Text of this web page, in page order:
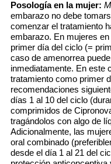
Posología en la mujer:
embarazo no debe
comenzar el tratamiento
embarazo. En mujeres
primer día del ciclo (=
caso de amenorrea
inmediatamente. En este
tratamiento como primer
recomendaciones
días 1 al 10 del ciclo
comprimidos de
tragándolos con algo de
Adicionalmente, las
oral combinado
desde el día 1 al 21 del